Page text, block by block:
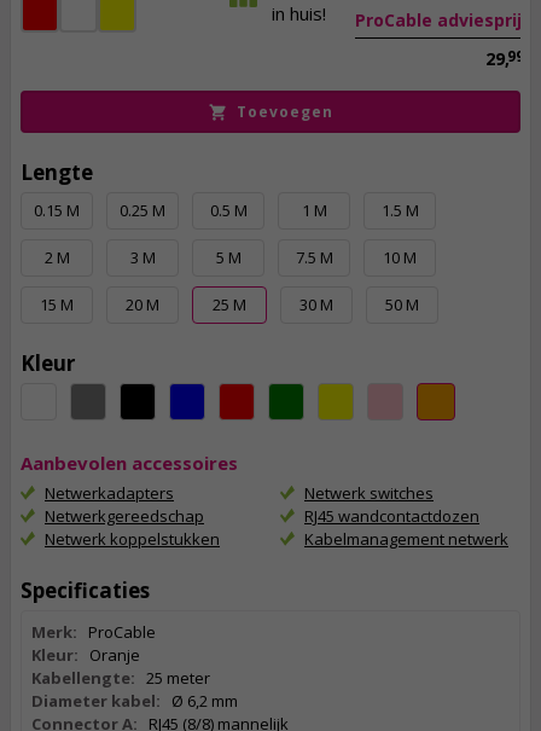
ProCable adviesprijs
29,99
in huis!
Toevoegen
Lengte
0.15 M 0.25 M 0.5 M 1 M 1.5 M
2 M 3 M 5 M 7.5 M 10 M
15 M 20 M 25 M 30 M 50 M
Kleur
Aanbevolen accessoires
Netwerkadapters
Netwerkgereedschap
Netwerk koppelstukken
Netwerk switches
RJ45 wandcontactdozen
Kabelmanagement netwerk
Specificaties
Merk:
ProCable
Kleur:
Oranje
Kabellengte: 25 meter
Diameter kabel:
Ø 6,2 mm
Connector A:
RJ45 (8/8) mannelijk